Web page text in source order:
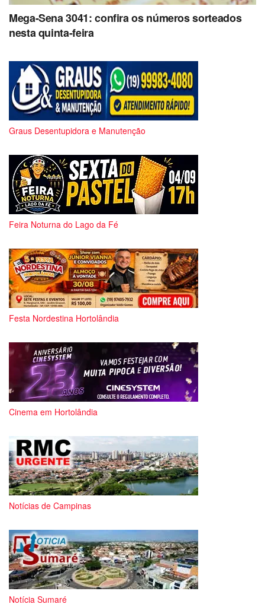
Mega-Sena 3041: confira os números sorteados
nesta quinta-feira
Graus Desentupidora e Manutenção
Feira Noturna do Lago da Fé
Festa Nordestina Hortolândia
Cinema em Hortolândia
Notícias de Campinas
Notícia Sumaré